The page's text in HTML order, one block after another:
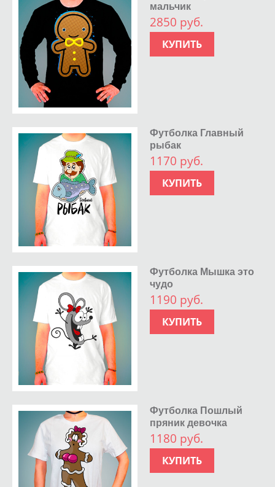
мальчик
2850 руб.
КУПИТЬ
Футболка Главный
рыбак
1170 руб.
КУПИТЬ
Футболка Мышка это
чудо
1190 руб.
КУПИТЬ
Футболка Пошлый
пряник девочка
1180 руб.
КУПИТЬ